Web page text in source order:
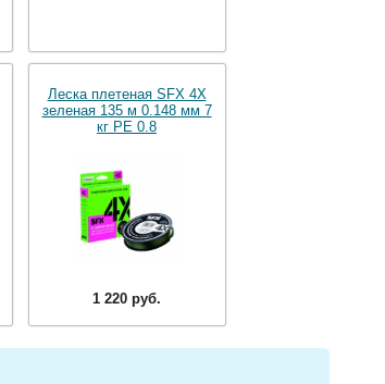
Леска плетеная SFX 4X
зеленая 135 м 0.148 мм 7
кг PE 0.8
1 220 руб.